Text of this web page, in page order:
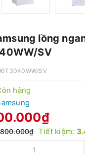
lồng
SV
SV
hàng
Tiết kiệm: